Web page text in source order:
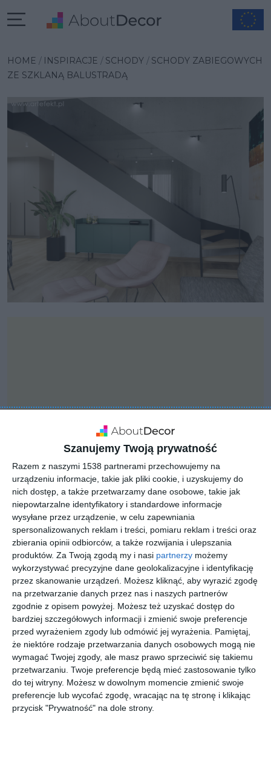
Szanujemy Twoją prywatność
Razem z naszymi 1538 partnerami przechowujemy na
urządzeniu informacje, takie jak pliki cookie, i uzyskujemy do
nich dostęp, a także przetwarzamy dane osobowe, takie jak
niepowtarzalne identyfikatory i standardowe informacje
wysyłane przez urządzenie, w celu zapewniania
spersonalizowanych reklam i treści, pomiaru reklam i treści oraz
zbierania opinii odbiorców, a także rozwijania i ulepszania
produktów. Za Twoją zgodą my i nasi partnerzy możemy
wykorzystywać precyzyjne dane geolokalizacyjne i identyfikację
przez skanowanie urządzeń. Możesz kliknąć, aby wyrazić zgodę
na przetwarzanie danych przez nas i naszych partnerów
zgodnie z opisem powyżej. Możesz też uzyskać dostęp do
bardziej szczegółowych informacji i zmienić swoje preferencje
przed wyrażeniem zgody lub odmówić jej wyrażenia. Pamiętaj,
że niektóre rodzaje przetwarzania danych osobowych mogą nie
wymagać Twojej zgody, ale masz prawo sprzeciwić się takiemu
przetwarzaniu. Twoje preferencje będą mieć zastosowanie tylko
do tej witryny. Możesz w dowolnym momencie zmienić swoje
preferencje lub wycofać zgodę, wracając na tę stronę i klikając
przycisk "Prywatność" na dole strony.
HOME INSPIRACJE SCHODY
SCHODY ZABIEGOWYCH
ZE SZKLANĄ BALUSTRADĄ
INSPIRACJA
Schody zabiegowych ze
szklaną balustradą
Aranżacja schodów zabiegowych ze szklaną balustradą.
AUTOR:Artefekt
DODAJ DO ULUBIONYCH
UDOSTĘPNIJ
Pozostałe zdjęcia w projekcie:Projekt mieszkania
poziomowego z otwartą przestrzenią